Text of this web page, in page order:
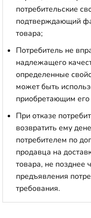
потребительские
подтверждающий
товара;
Потребитель не
надлежащего
определенные
может быть
приобретающим
При отказе
возвратить ему
потребителем по
продавца на
товара, не позднее
предъявления
требования.